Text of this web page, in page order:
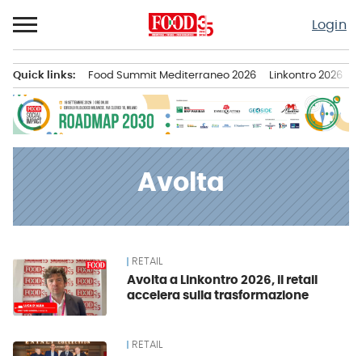
al
contenuto
Login
principale
Quick links: Food Summit Mediterraneo 2026 Linkontro 2026
Avolta
News RETAIL
Avolta a Linkontro 2026, il retail
accelera sulla trasformazione
RETAIL